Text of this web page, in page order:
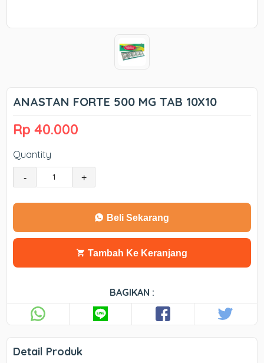
ANASTAN FORTE 500 MG TAB 10X10
Rp 40.000
Quantity
- +
Beli Sekarang
Tambah Ke Keranjang
BAGIKAN :
Detail Produk